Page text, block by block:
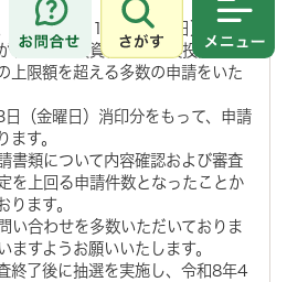
さがす
令和8年3月13日（金曜日）をもっ
、小規模投資枠・大規模投資枠の
上限額を超える多数の申請をいた
（金曜日）消印分をもって、申請
ます。
書類について内容確認および審査
を上回る申請件数となったことか
ります。
い合わせを多数いただいておりま
ますようお願いいたします。
終了後に抽選を実施し、令和8年4